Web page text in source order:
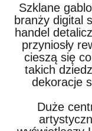
Szklane
branży digital
handel
przyniosły
cieszą się
takich
dekoracje
Duże